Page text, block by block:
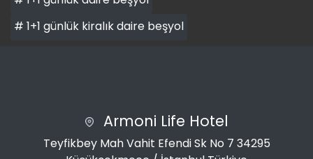
# 1+1 günlük kiralık daire beşyol
Armoni Life Hotel
Teyfikbey Mah Vahit Efendi Sk No 7 34295